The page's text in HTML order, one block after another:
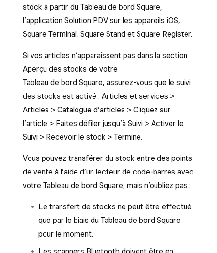
stock à partir du Tableau de bord Square,
l’application Solution PDV sur les appareils iOS,
Square Terminal, Square Stand et Square Register.
Si vos articles n’apparaissent pas dans la section
Aperçu des stocks de votre
Tableau de bord Square, assurez-vous que le suivi
des stocks est activé : Articles et services >
Articles > Catalogue d’articles > Cliquez sur
l’article > Faites défiler jusqu’à Suivi > Activer le
Suivi > Recevoir le stock > Terminé.
Vous pouvez transférer du stock entre des points
de vente à l’aide d’un lecteur de code-barres avec
votre Tableau de bord Square, mais n’oubliez pas :
Le transfert de stocks ne peut être effectué
que par le biais du Tableau de bord Square
pour le moment.